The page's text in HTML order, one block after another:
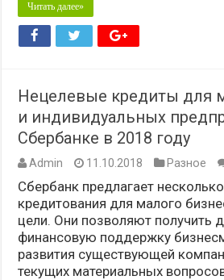
Читать далее»
Нецелевые кредиты для
и индивидуальных
Сбербанке в 2018 году
Admin 11.10.2018 Разное
Сбербанк предлагает
кредитования для малого
цели. Они позволяют получить
финансовую поддержку
развития существующей
текущих материальных